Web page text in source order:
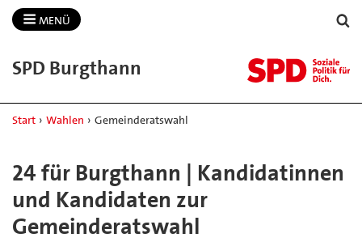
MENÜ
SPD Burgthann
Start › Wahlen › Gemeinderatswahl
24 für Burgthann | Kandidatinnen
und Kandidaten zur
Gemeinderatswahl